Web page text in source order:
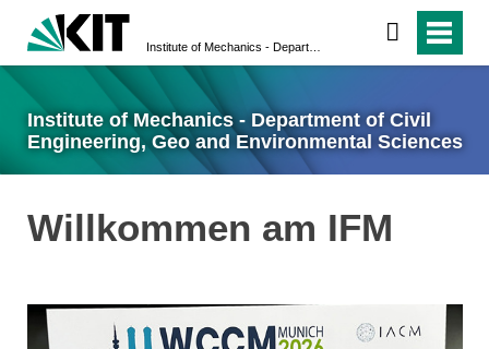
Institute of Mechanics - Department of Civil
Engineering, Geo and Environmental Sciences
Willkommen am IFM